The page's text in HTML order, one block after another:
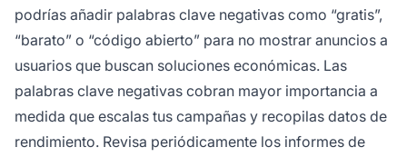
podrías añadir palabras clave negativas como “gratis”,
“barato” o “código abierto” para no mostrar anuncios a
usuarios que buscan soluciones económicas. Las
palabras clave negativas cobran mayor importancia a
medida que escalas tus campañas y recopilas datos de
rendimiento. Revisa periódicamente los informes de